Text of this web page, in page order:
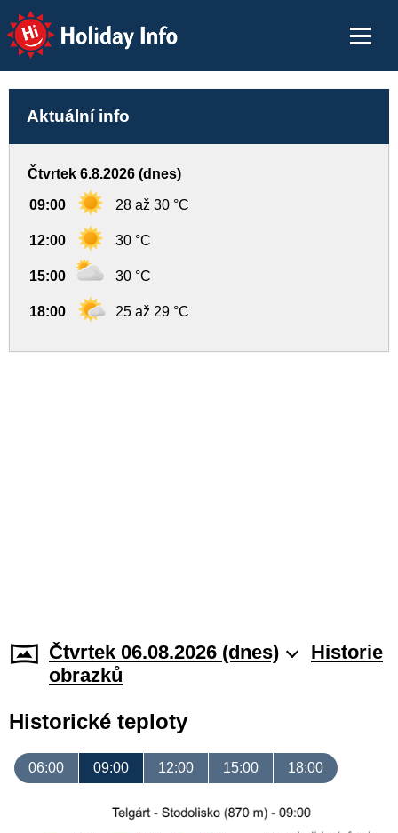
Holiday Info
Aktuální info
Čtvrtek 6.8.2026 (dnes)
09:00 28 až 30 °C
12:00 30 °C
15:00 30 °C
18:00 25 až 29 °C
Čtvrtek 06.08.2026 (dnes)
Historie
obrazků
Historické teploty
06:00 09:00 12:00 15:00 18:00